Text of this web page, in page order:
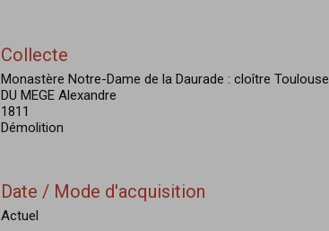
Collecte
Monastère Notre-Dame de la Daurade : cloître Toulouse
DU MEGE Alexandre
1811
Démolition
Date / Mode d'acquisition
Actuel